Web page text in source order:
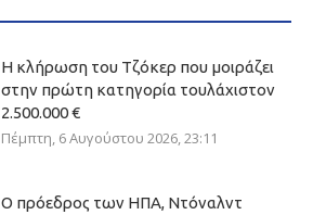
Η κλήρωση του Τζόκερ που μοιράζει
στην πρώτη κατηγορία τουλάχιστον
2.500.000 €
Πέμπτη, 6 Αυγούστου 2026, 23:11
Ο πρόεδρος των ΗΠΑ, Ντόναλντ